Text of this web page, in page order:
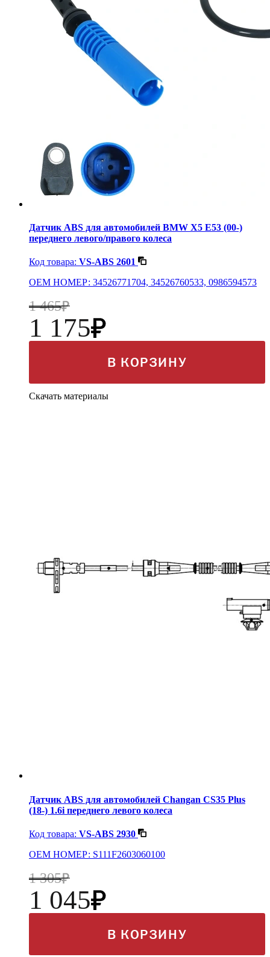
Датчик ABS для автомобилей BMW X5 E53 (00-)
переднего левого/правого колеса
Код товара: VS-ABS 2601
OEM НОМЕР: 34526771704, 34526760533, 0986594573
1 465
1 175
В КОРЗИНУ
Скачать материалы
Датчик ABS для автомобилей Changan CS35 Plus
(18-) 1.6i переднего левого колеса
Код товара: VS-ABS 2930
OEM НОМЕР: S111F2603060100
1 305
1 045
В КОРЗИНУ